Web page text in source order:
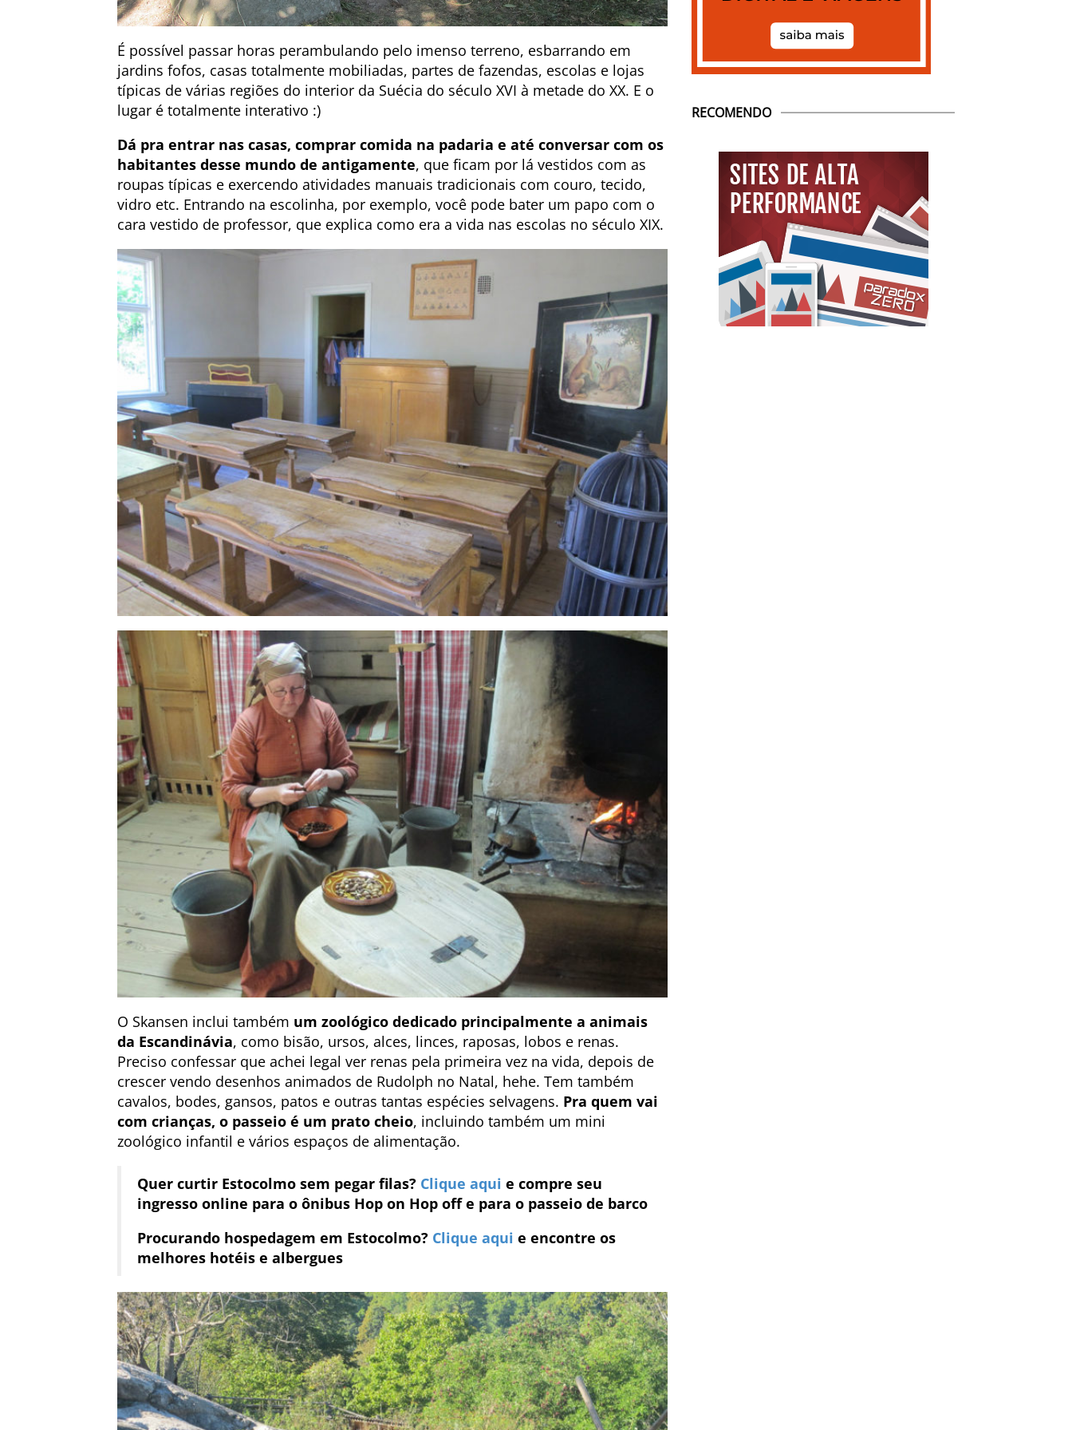
É possível passar horas perambulando pelo imenso terreno, esbarrando em
jardins fofos, casas totalmente mobiliadas, partes de fazendas, escolas e lojas
típicas de várias regiões do interior da Suécia do século XVI à metade do XX. E o
lugar é totalmente interativo :)
Dá pra entrar nas casas, comprar comida na padaria e até conversar com os
habitantes desse mundo de antigamente, que ficam por lá vestidos com as
roupas típicas e exercendo atividades manuais tradicionais com couro, tecido,
vidro etc. Entrando na escolinha, por exemplo, você pode bater um papo com o
cara vestido de professor, que explica como era a vida nas escolas no século XIX.
O Skansen inclui também um zoológico dedicado principalmente a animais
da Escandinávia, como bisão, ursos, alces, linces, raposas, lobos e renas.
Preciso confessar que achei legal ver renas pela primeira vez na vida, depois de
crescer vendo desenhos animados de Rudolph no Natal, hehe. Tem também
cavalos, bodes, gansos, patos e outras tantas espécies selvagens. Pra quem vai
com crianças, o passeio é um prato cheio, incluindo também um mini
zoológico infantil e vários espaços de alimentação.
Quer curtir Estocolmo sem pegar filas? Clique aqui e compre seu
ingresso online para o ônibus Hop on Hop off e para o passeio de barco
Procurando hospedagem em Estocolmo? Clique aqui e encontre os
melhores hotéis e albergues
RECOMENDO